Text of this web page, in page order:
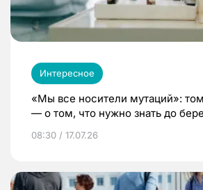
Интересное
«Мы все носители мутаций»:
— о том, что нужно знать до
08:30 / 17.07.26